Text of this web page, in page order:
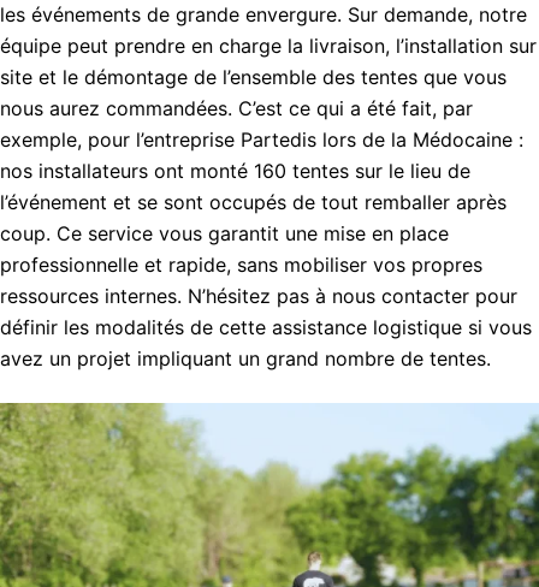
les événements de grande envergure. Sur demande, notre
équipe peut prendre en charge la livraison, l’installation sur
site et le démontage de l’ensemble des tentes que vous
nous aurez commandées. C’est ce qui a été fait, par
exemple, pour l’entreprise Partedis lors de la Médocaine :
nos installateurs ont monté 160 tentes sur le lieu de
l’événement et se sont occupés de tout remballer après
coup. Ce service vous garantit une mise en place
professionnelle et rapide, sans mobiliser vos propres
ressources internes. N’hésitez pas à nous contacter pour
définir les modalités de cette assistance logistique si vous
avez un projet impliquant un grand nombre de tentes.